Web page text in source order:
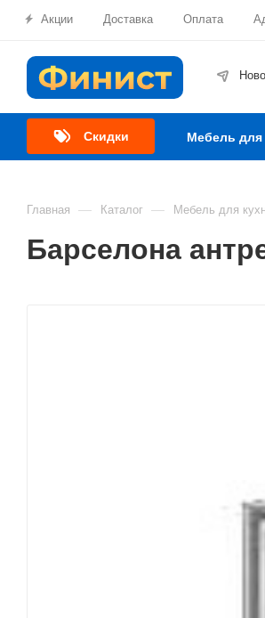
Акции Доставка Оплата
Скидки Мебель для
Главная — Каталог — Мебель для
Барселона